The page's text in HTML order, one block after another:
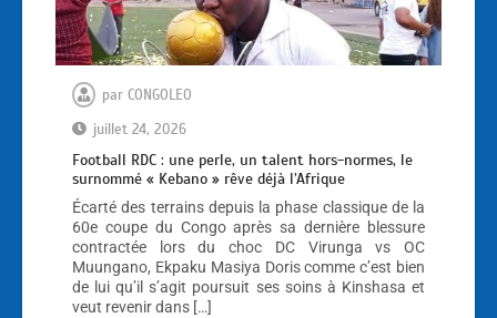
par CONGOLEO
juillet 24, 2026
Football RDC : une perle, un talent hors-normes, le
surnommé « Kebano » rêve déjà l’Afrique
Écarté des terrains depuis la phase classique de la
60e coupe du Congo après sa dernière blessure
contractée lors du choc DC Virunga vs OC
Muungano, Ekpaku Masiya Doris comme c’est bien
de lui qu’il s’agit poursuit ses soins à Kinshasa et
veut revenir dans […]